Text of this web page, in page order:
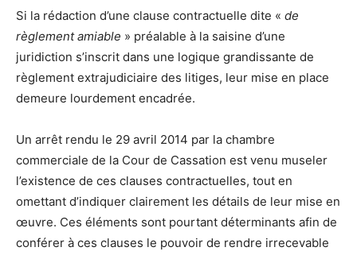
Si la rédaction d’une clause contractuelle dite « de
règlement amiable » préalable à la saisine d’une
juridiction s’inscrit dans une logique grandissante de
règlement extrajudiciaire des litiges, leur mise en place
demeure lourdement encadrée.
Un arrêt rendu le 29 avril 2014 par la chambre
commerciale de la Cour de Cassation est venu museler
l’existence de ces clauses contractuelles, tout en
omettant d’indiquer clairement les détails de leur mise en
œuvre. Ces éléments sont pourtant déterminants afin de
conférer à ces clauses le pouvoir de rendre irrecevable